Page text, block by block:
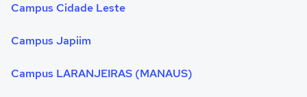
Campus Cidade Leste
Campus Japiim
Campus LARANJEIRAS (MANAUS)